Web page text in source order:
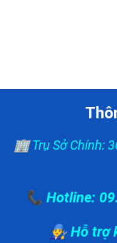
🏢 Trụ Sở Chính:
📞 Hotline:
👨‍🔧 Hỗ